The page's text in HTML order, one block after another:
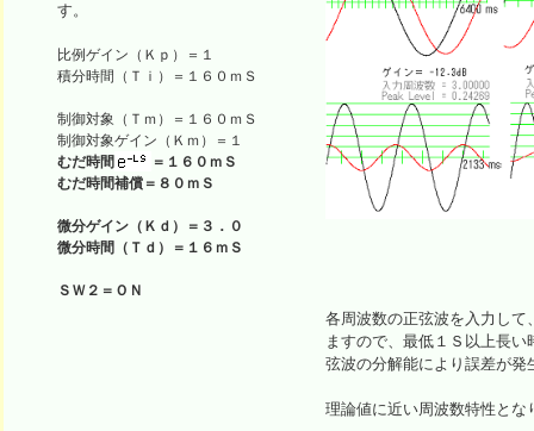
す。
比例ゲイン（Ｋｐ）＝１
積分時間（Ｔｉ）＝１６０ｍＳ
制御対象（Ｔｍ）＝１６０ｍＳ
むだ時間
＝１６０ｍＳ
むだ時間補償＝８０ｍＳ
微分ゲイン（Ｋｄ）＝３．０
微分時間（Ｔｄ）＝１６ｍＳ
ＳＷ２＝ＯＮ
各周波数の正弦波を入力し
ますので、最低１Ｓ以上長
弦波の分解能により誤差が発
理論値に近い周波数特性とな